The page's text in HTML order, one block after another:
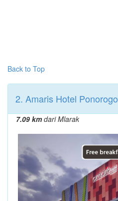
Back to Top
2. Amaris Hotel Ponorogo
7.09 kmdari Mlarak